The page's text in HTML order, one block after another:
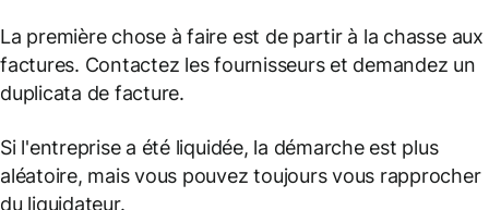
La première chose à faire est de partir à la chasse aux
factures. Contactez les fournisseurs et demandez un
duplicata de facture.
Si l'entreprise a été liquidée, la démarche est plus
aléatoire, mais vous pouvez toujours vous rapprocher
du liquidateur.